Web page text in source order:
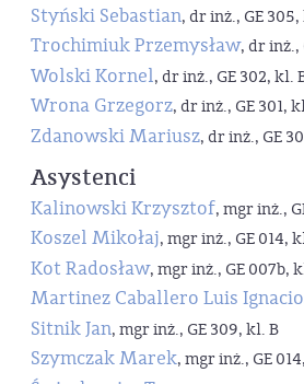
Styński Sebastian, dr inż., GE
Trochimiuk Przemysław, dr inż.,
Wolski Kornel, dr inż., GE 302, kl.
Wrona Grzegorz, dr inż., GE 301,
Zdanowski Mariusz, dr inż., GE
Asystenci
Kalinowski Krzysztof, mgr inż.,
Koszel Mikołaj, mgr inż., GE 014,
Kot Radosław, mgr inż., GE 007b,
Martinez Caballero Luis Ignacio
Sitnik Jan, mgr inż., GE 309, kl. B
Szymczak Marek, mgr inż., GE